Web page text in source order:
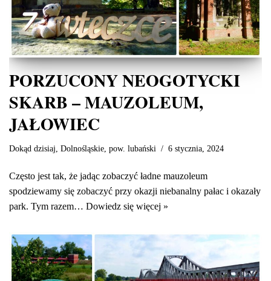
PORZUCONY NEOGOTYCKI
SKARB – MAUZOLEUM,
JAŁOWIEC
Dokąd dzisiaj Dolnośląskie pow. lubański 6 stycznia, 2024
Często jest tak, że jadąc zobaczyć ładne mauzoleum
spodziewamy się zobaczyć przy okazji niebanalny pałac i okazały
park. Tym razem… Dowiedz się więcej »